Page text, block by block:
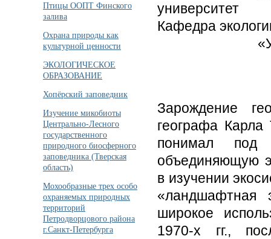
университет
Кафедра
Зарождение
географа
понимал под
объединяющую
в изучении
«ландшафтная
широкое
1970-х гг.,
Птицы ООПТ Финского
залива
Охрана природы как
культурной ценности
ЭКОЛОГИЧЕСКОЕ
ОБРАЗОВАНИЕ
Хопёрский заповедник
Изучение микобиоты
Центрально-Лесного
государственного
природного биосферного
заповедника (Тверская
область)
Мохообразные трех особо
охраняемых природных
территорий
Петродворцового района
г.Санкт-Петербурга